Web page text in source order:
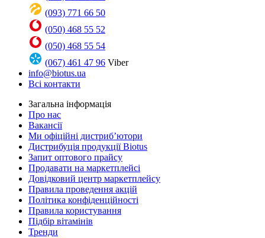
(093) 771 66 50
(050) 468 55 52
(050) 468 55 54
(067) 461 47 96 Viber
info@biotus.ua
Всі контакти
Загальна інформація
Про нас
Вакансії
Ми офіційні дистриб’ютори
Дистрибуція продукції Biotus
Запит оптового прайсу
Продавати на маркетплейсі
Довідковий центр маркетплейсу
Правила проведення акцій
Політика конфіденційності
Правила користування
Підбір вітамінів
Тренди